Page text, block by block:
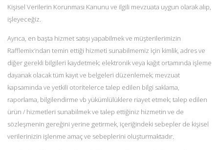
Kişisel Verilerin Korunması Kanunu ve ilgili mevzuata uygun olarak alıp,
işleyeceğiz.
Ayrıca, en başta hizmet satışı yapabilmek ve müşterilerimizin
Rafflemix’ndan temin ettiği hizmeti sunabilmemiz için kimlik, adres ve
diğer gerekli bilgileri kaydetmek; elektronik veya kağıt ortamında işleme
dayanak olacak tüm kayıt ve belgeleri düzenlemek; mevzuat
kapsamında ve yetkili otoritelerce talep edilen bilgi saklama,
raporlama, bilgilendirme vb yükümlülüklere riayet etmek; talep edilen
ürün / hizmetleri sunabilmek ve talep ettiğiniz hizmetin ve de
sözleşmenin gereğini yerine getirmek, içeriğindeki sebepler de kişisel
verilerinizin işlenme amaç ve sebeplerini oluşturmaktadır.